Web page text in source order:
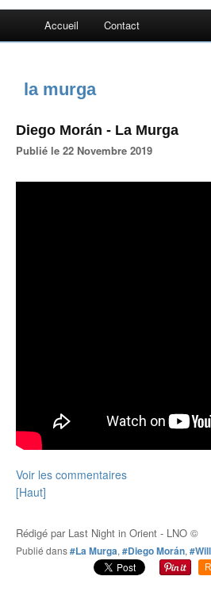
Accueil Contact
la murga
Diego Morán - La Murga
Publié le 22 Novembre 2019
Voir les commentaires
[Haut]
Rédigé par Last Night in Orient - LNO ©
Publié dans#La Murga, #Diego Morán,